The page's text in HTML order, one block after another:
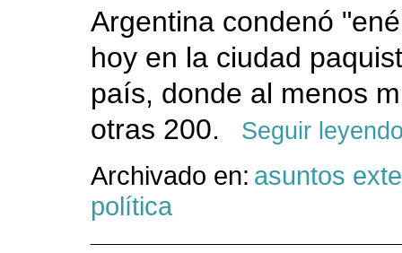
Argentina condenó
hoy en la ciudad
país, donde al menos
otras 200.
Seguir
Archivado en: asuntos
política